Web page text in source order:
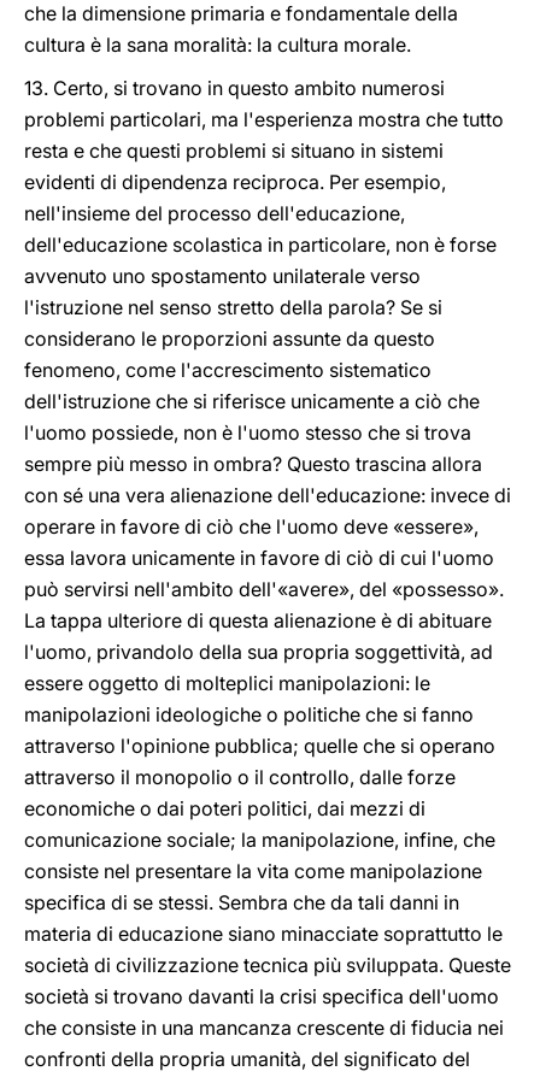
che la dimensione primaria e fondamentale della
cultura è la sana moralità: la cultura morale.
13. Certo, si trovano in questo ambito numerosi
problemi particolari, ma l'esperienza mostra che tutto
resta e che questi problemi si situano in sistemi
evidenti di dipendenza reciproca. Per esempio,
nell'insieme del processo dell'educazione,
dell'educazione scolastica in particolare, non è forse
avvenuto uno spostamento unilaterale verso
l'istruzione nel senso stretto della parola? Se si
considerano le proporzioni assunte da questo
fenomeno, come l'accrescimento sistematico
dell'istruzione che si riferisce unicamente a ciò che
l'uomo possiede, non è l'uomo stesso che si trova
sempre più messo in ombra? Questo trascina allora
con sé una vera alienazione dell'educazione: invece di
operare in favore di ciò che l'uomo deve «essere»,
essa lavora unicamente in favore di ciò di cui l'uomo
può servirsi nell'ambito dell'«avere», del «possesso».
La tappa ulteriore di questa alienazione è di abituare
l'uomo, privandolo della sua propria soggettività, ad
essere oggetto di molteplici manipolazioni: le
manipolazioni ideologiche o politiche che si fanno
attraverso l'opinione pubblica; quelle che si operano
attraverso il monopolio o il controllo, dalle forze
economiche o dai poteri politici, dai mezzi di
comunicazione sociale; la manipolazione, infine, che
consiste nel presentare la vita come manipolazione
specifica di se stessi. Sembra che da tali danni in
materia di educazione siano minacciate soprattutto le
società di civilizzazione tecnica più sviluppata. Queste
società si trovano davanti la crisi specifica dell'uomo
che consiste in una mancanza crescente di fiducia nei
confronti della propria umanità, del significato del